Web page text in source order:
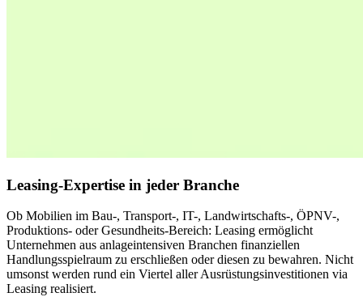
Leasing-Expertise in jeder Branche
Ob Mobilien im Bau-, Transport-, IT-, Landwirtschafts-, ÖPNV-,
Produktions- oder Gesundheits-Bereich: Leasing ermöglicht
Unternehmen aus anlageintensiven Branchen finanziellen
Handlungsspielraum zu erschließen oder diesen zu bewahren. Nicht
umsonst werden rund ein Viertel aller Ausrüstungsinvestitionen via
Leasing realisiert.